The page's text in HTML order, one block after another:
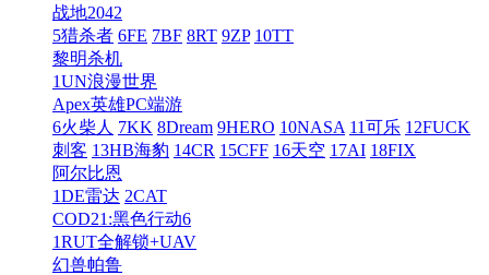
战地2042
5猎杀者 6FE 7BF 8RT 9ZP 10TT
黎明杀机
1UN浪漫世界
Apex英雄PC端游
6火柴人 7KK 8Dream 9HERO 10NASA 11可乐 12FUCK
刺客 13HB海豹 14CR 15CFF 16天空 17AI 18FIX
阿尔比恩
1DE雷达 2CAT
COD21:黑色行动6
1RUT全解锁+UAV
幻兽帕鲁